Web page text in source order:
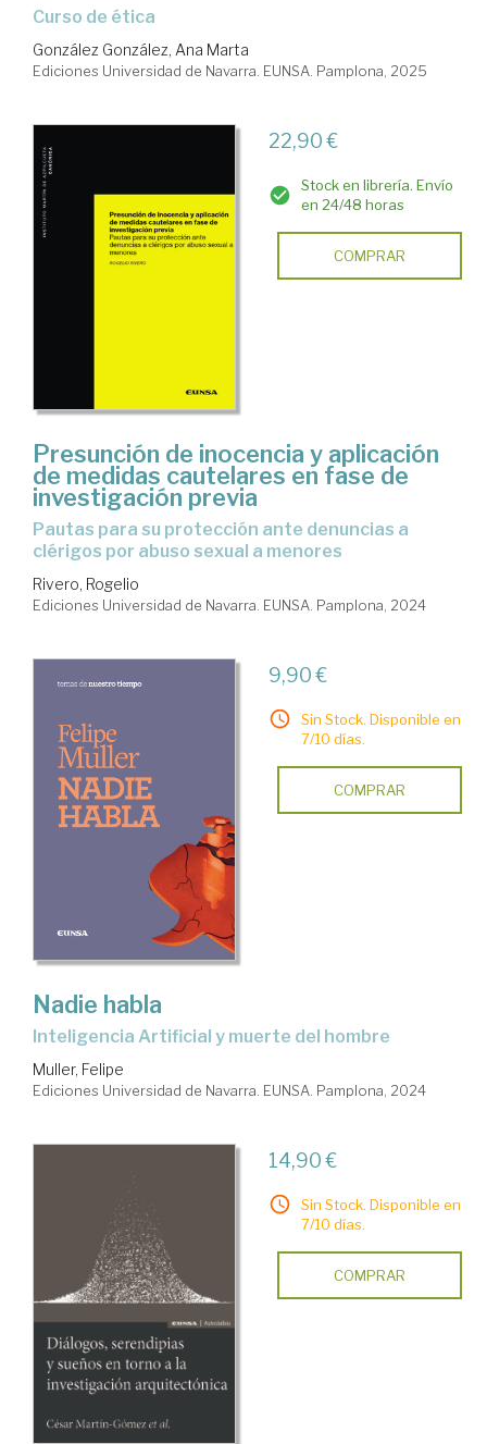
Curso de ética
González González, Ana Marta
Ediciones Universidad de Navarra. EUNSA. Pamplona, 2025
22,90 €
Stock en librería. Envío
en 24/48 horas
COMPRAR
Presunción de inocencia y aplicación
de medidas cautelares en fase de
investigación previa
Pautas para su protección ante denuncias a
clérigos por abuso sexual a menores
Rivero, Rogelio
Ediciones Universidad de Navarra. EUNSA. Pamplona, 2024
9,90 €
Sin Stock. Disponible en
7/10 días.
COMPRAR
Nadie habla
Inteligencia Artificial y muerte del hombre
Muller, Felipe
Ediciones Universidad de Navarra. EUNSA. Pamplona, 2024
14,90 €
Sin Stock. Disponible en
7/10 días.
COMPRAR